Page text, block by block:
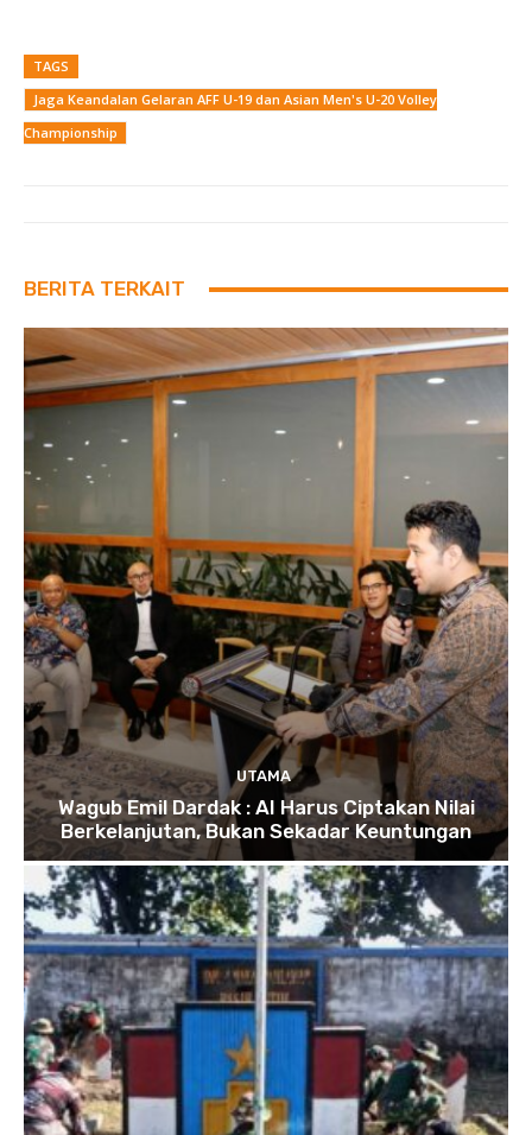
TAGS
Jaga Keandalan Gelaran AFF U-19 dan Asian Men's U-20 Volley
Championship
BERITA TERKAIT
UTAMA
Wagub Emil Dardak : AI Harus Ciptakan Nilai
Berkelanjutan, Bukan Sekadar Keuntungan